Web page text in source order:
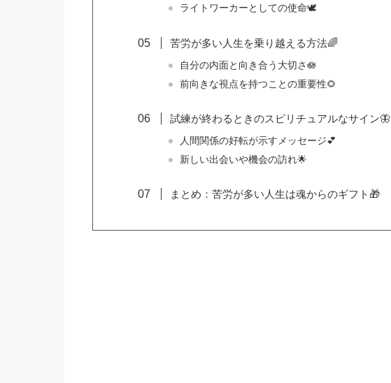
ライトワーカーとしての使命🕊️
苦労が多い人生を乗り越える方法🌈
自分の内面と向き合う大切さ🪷
前向きな視点を持つことの重要性🌻
試練が終わるときのスピリチュアルなサイン🦋
人間関係の好転が示すメッセージ💕
新しい出会いや機会の訪れ🌟
まとめ：苦労が多い人生は魂からのギフト🎁